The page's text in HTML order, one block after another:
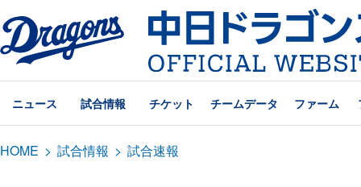
ニュース 試合情報 チケット チームデータ ファーム
HOME > 試合情報 > 試合速報